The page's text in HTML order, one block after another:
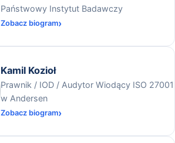
Państwowy Instytut Badawczy
Zobacz biogram
Kamil Kozioł
Prawnik / IOD / Audytor Wiodący ISO 27001
w Andersen
Zobacz biogram